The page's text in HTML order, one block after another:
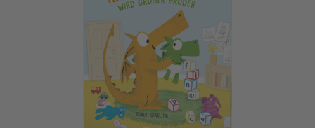
Kleiner Drache Finn: Kleiner Drache wird großer Bruder